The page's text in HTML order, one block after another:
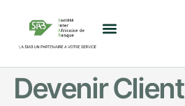
Devenir Client